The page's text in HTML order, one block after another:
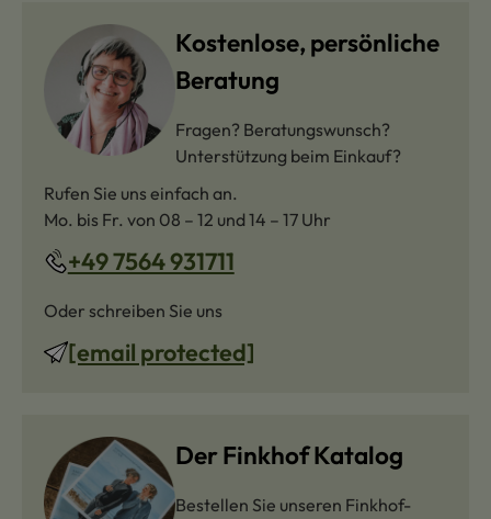
Kostenlose, persönliche
Beratung
Fragen? Beratungswunsch?
Unterstützung beim Einkauf?
Rufen Sie uns einfach an.
Mo. bis Fr. von 08 – 12 und 14 – 17 Uhr
+49 7564 931711
Oder schreiben Sie uns
[email protected]
Der Finkhof Katalog
Bestellen Sie unseren Finkhof-